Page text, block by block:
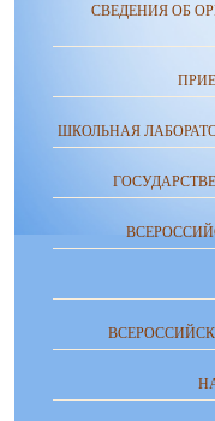
СВЕДЕНИЯ ОБ
ШКОЛЬНАЯ